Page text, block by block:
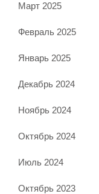
Март 2025
Февраль 2025
Январь 2025
Декабрь 2024
Ноябрь 2024
Октябрь 2024
Июль 2024
Октябрь 2023